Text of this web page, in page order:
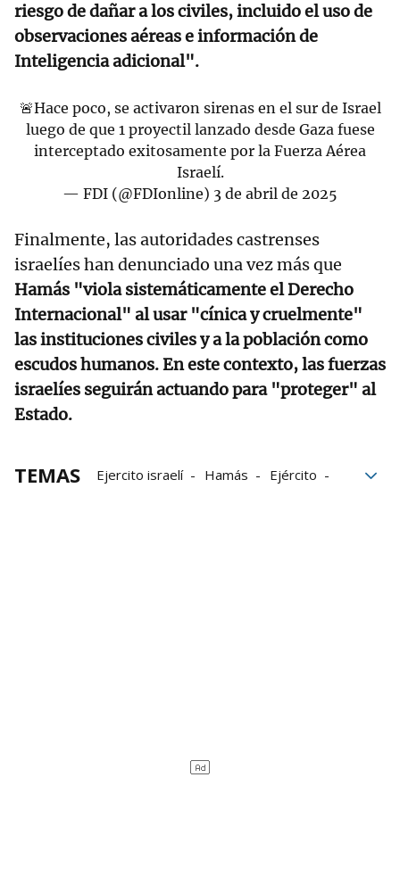
riesgo de dañar a los civiles, incluido el uso de
observaciones aéreas e información de
Inteligencia adicional".
🚨Hace poco, se activaron sirenas en el sur de Israel
luego de que 1 proyectil lanzado desde Gaza fuese
interceptado exitosamente por la Fuerza Aérea
Israelí.
— FDI (@FDIonline) 3 de abril de 2025
Finalmente, las autoridades castrenses
israelíes han denunciado una vez más que
Hamás "viola sistemáticamente el Derecho
Internacional" al usar "cínica y cruelmente"
las instituciones civiles y a la población como
escudos humanos. En este contexto, las fuerzas
israelíes seguirán actuando para "proteger" al
Estado.
TEMAS Ejercito israelí Hamás
Ejército